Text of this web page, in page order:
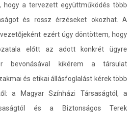
hogy a tervezett együttműködés több
és rossz érzéseket okozhat. A
ezért úgy döntöttem, hogy
előtt az adott konkrét ügyre
bevonásával kikérem a társulat
és etikai állásfoglalást kérek több
a Magyar Színházi Társaságtól, a
és a Biztonságos Terek